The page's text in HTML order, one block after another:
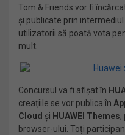
Tom & Friends vor fi
și publicate prin
utilizatorii să poată vota
mult.
Concursul va fi afișat în
creațiile se vor publica în
Cloud și HUAWEI Themes,
browser-ului. Toți